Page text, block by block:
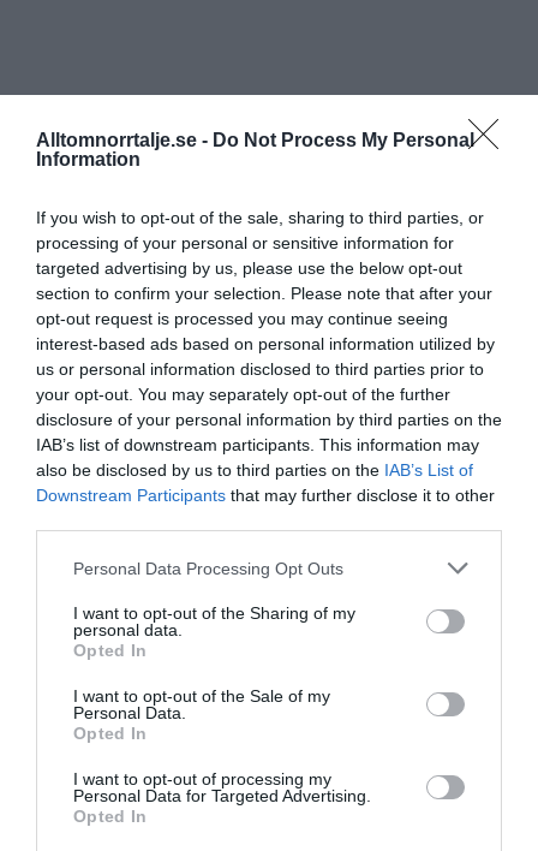
Alltomnorrtalje.se - Do Not Process My Personal
Information
If you wish to opt-out of the sale, sharing to third parties, or
processing of your personal or sensitive information for
targeted advertising by us, please use the below opt-out
section to confirm your selection. Please note that after your
opt-out request is processed you may continue seeing
interest-based ads based on personal information utilized by
us or personal information disclosed to third parties prior to
your opt-out. You may separately opt-out of the further
disclosure of your personal information by third parties on the
IAB’s list of downstream participants. This information may
also be disclosed by us to third parties on the IAB’s List of
Downstream Participants that may further disclose it to other
Personal Data Processing Opt Outs
I want to opt-out of the Sharing of my
personal data.
Opted In
I want to opt-out of the Sale of my
Personal Data.
Opted In
I want to opt-out of processing my
Personal Data for Targeted Advertising.
Opted In